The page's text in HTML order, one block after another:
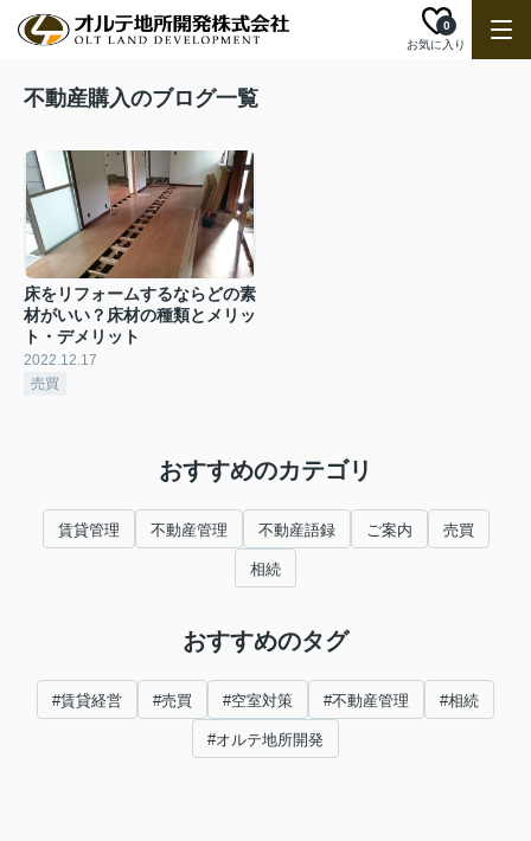
お気に入り
0
不動産購入のブログ一覧
床をリフォームするならどの素
材がいい？床材の種類とメリッ
ト・デメリット
2022.12.17
売買
おすすめのカテゴリ
賃貸管理 不動産管理 不動産語録 ご案内 売買
相続
おすすめのタグ
#賃貸経営 #売買 #空室対策 #不動産管理 #相続
#オルテ地所開発